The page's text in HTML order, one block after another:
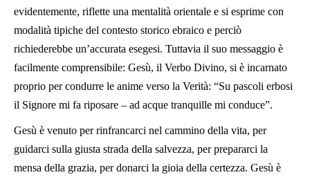
evidentemente, riflette una mentalità orientale e si esprime con
modalità tipiche del contesto storico ebraico e perciò
richiederebbe un’accurata esegesi. Tuttavia il suo messaggio è
facilmente comprensibile: Gesù, il Verbo Divino, si è incarnato
proprio per condurre le anime verso la Verità: “Su pascoli erbosi
il Signore mi fa riposare – ad acque tranquille mi conduce”.
Gesù è venuto per rinfrancarci nel cammino della vita, per
guidarci sulla giusta strada della salvezza, per prepararci la
mensa della grazia, per donarci la gioia della certezza. Gesù è